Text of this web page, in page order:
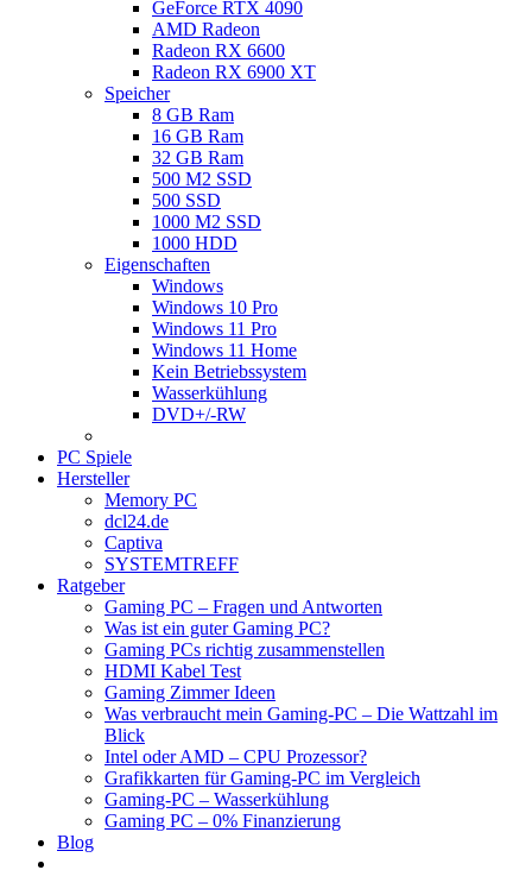
GeForce RTX 4090
AMD Radeon
Radeon RX 6600
Radeon RX 6900 XT
Speicher
8 GB Ram
16 GB Ram
32 GB Ram
500 M2 SSD
500 SSD
1000 M2 SSD
1000 HDD
Eigenschaften
Windows
Windows 10 Pro
Windows 11 Pro
Windows 11 Home
Kein Betriebssystem
Wasserkühlung
DVD+/-RW
PC Spiele
Hersteller
Memory PC
dcl24.de
Captiva
SYSTEMTREFF
Ratgeber
Gaming PC – Fragen und Antworten
Was ist ein guter Gaming PC?
Gaming PCs richtig zusammenstellen
HDMI Kabel Test
Gaming Zimmer Ideen
Was verbraucht mein Gaming-PC – Die Wattzahl im
Blick
Intel oder AMD – CPU Prozessor?
Grafikkarten für Gaming-PC im Vergleich
Gaming-PC – Wasserkühlung
Gaming PC – 0% Finanzierung
Blog